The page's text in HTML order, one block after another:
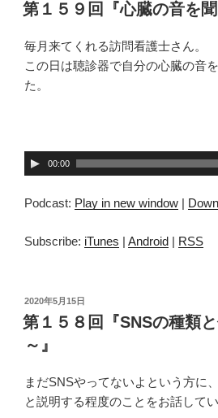
稿
日:
第１５９回『心臓の音を聞
毎月来てくれる訪問看護士さん。
この日は聴診器で自分の心臓の音
た。
音
声
プ
ー
00:00
Podcast: Play in new window |
Subscribe: iTunes | Android | RSS
投
稿
日:
2020年5月15日
第１５８回『SNSの種類
～』
まだSNSやってないよという方に
と説明する程度のことをお話してい